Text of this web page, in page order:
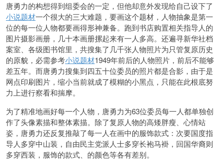
唐勇力的构想得到组委会的一定，但他却意外发现给自己设下了
小说题材一个很大的三大难题，要画这个题材，人物抽象是第一
位的每一位人物都要画得形神兼备。跑到书店购置相关指导人的
图片摄影画册，几十本画册摞起来有一人多高。还遍寻新华社档
案室、各级图书馆里， 共搜集了几千张人物照片为只管复原历史
的原貌，必需参考小说题材1949年前后的人物照片，前后不能够
差五年。而唐勇力搜集到四五十位委员的照片都是合影，由于是
网点印刷图片，缩小当前就成了模糊的小黑点，只能在此根底努
力上进行察看和揣摩。
为了精准地画好每一个人物，唐勇力为63位委员每一人都单独创
作了头像素描和整体素描。除了复原人物的高矮胖瘦、心情站
姿，唐勇力还反复推敲了每一人在画中的服饰款式：次要国度指
导人多穿中山装，自由民主党派人士多穿长袍马褂，回国华裔则
多穿西装，服饰的款式、的颜色等各有差别。